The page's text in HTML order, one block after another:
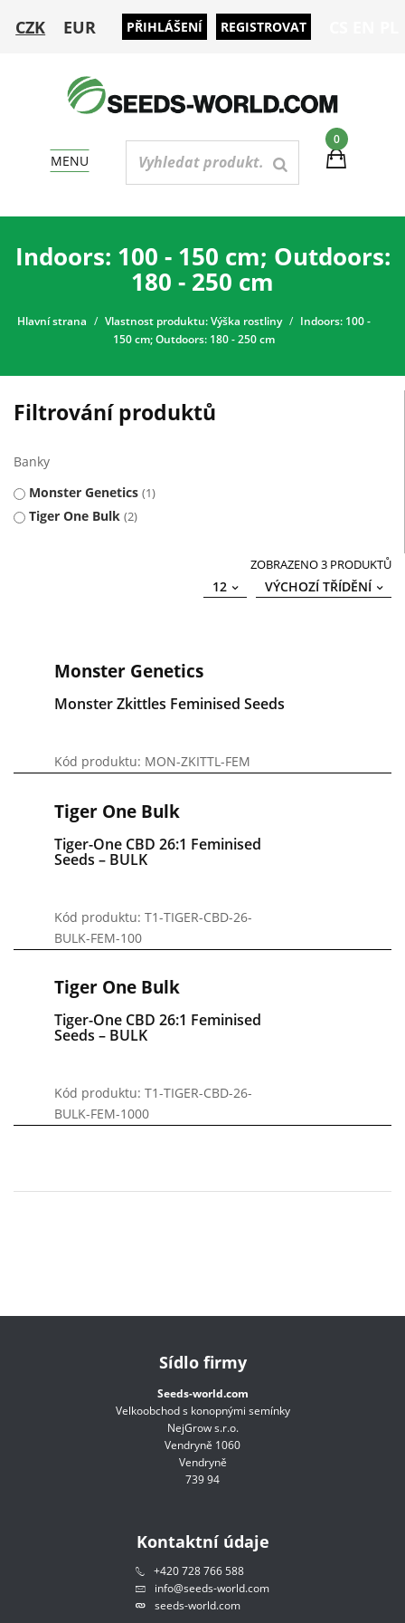
CZK EUR PŘIHLÁŠENÍ REGISTROVAT
0
MENU
Indoors: 100 - 150 cm; Outdoors:
180 - 250 cm
Hlavní strana Vlastnost produktu: Výška rostliny
Indoors: 100 -
150 cm; Outdoors: 180 - 250 cm
Filtrování produktů
Banky
Monster Genetics 1
Tiger One Bulk 2
ZOBRAZENO 3 PRODUKTŮ
VÝCHOZÍ TŘÍDĚNÍ
12
Monster Genetics
Monster Zkittles Feminised Seeds
Kód produktu: MON-ZKITTL-FEM
Tiger One Bulk
Tiger-One CBD 26:1 Feminised
Seeds – BULK
Kód produktu: T1-TIGER-CBD-26-
BULK-FEM-100
Tiger One Bulk
Tiger-One CBD 26:1 Feminised
Seeds – BULK
Kód produktu: T1-TIGER-CBD-26-
BULK-FEM-1000
Sídlo firmy
Seeds-world.com
Velkoobchod s konopnými semínky
NejGrow s.r.o.
Vendryně 1060
Vendryně
739 94
Kontaktní údaje
+420 728 766 588
info@seeds-world.com
seeds-world.com